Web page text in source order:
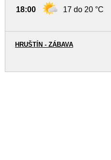
18:00 17 do 20 °C
HRUŠTÍN - ZÁBAVA